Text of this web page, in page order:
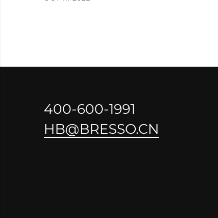
400-600-1991
HB@BRESSO.CN